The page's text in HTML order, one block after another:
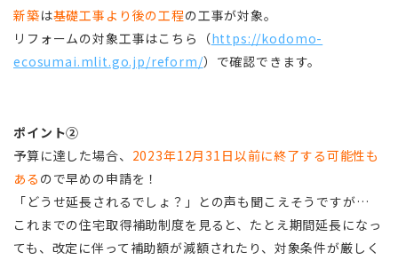
新築は基礎工事より後の工程の工事が対象。
リフォームの対象工事はこちら（https://kodomo-
ecosumai.mlit.go.jp/reform/）で確認できます。
ポイント②
予算に達した場合、 2023年12月31日以前に終了する可能性も
ある ので早めの申請を！
「どうせ延長されるでしょ？」との声も聞こえそうですが…
これまでの住宅取得補助制度を見ると、たとえ期間延長になっ
ても、改定に伴って補助額が減額されたり、対象条件が厳しく